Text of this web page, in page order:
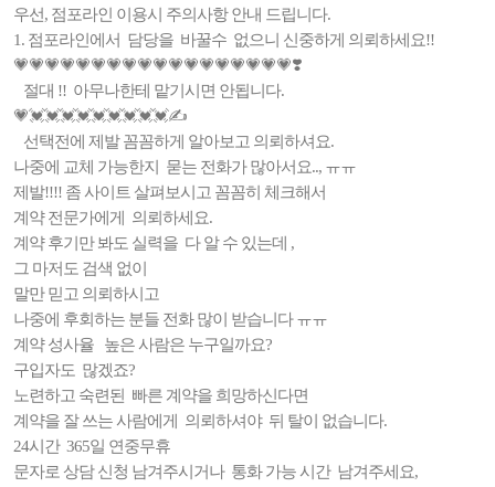
우선, 점포라인 이용시 주의사항 안내 드립니다.
1. 점포라인에서 담당을 바꿀수 없으니 신중하게 의뢰하세요!!
💗💗💗💗💗💗💗💗💗💗💗💗💗💗💗💗💗💗❣️
절대 !! 아무나한테 맡기시면 안됩니다.
💗💓💓💓💓💓💓💓💓💓✍️
선택전에 제발 꼼꼼하게 알아보고 의뢰하셔요.
나중에 교체 가능한지 묻는 전화가 많아서요.., ㅠㅠ
제발!!!! 좀 사이트 살펴보시고 꼼꼼히 체크해서
계약 전문가에게 의뢰하세요.
계약 후기만 봐도 실력을 다 알 수 있는데 ,
그 마저도 검색 없이
말만 믿고 의뢰하시고
나중에 후회하는 분들 전화 많이 받습니다 ㅠㅠ
계약 성사율 높은 사람은 누구일까요?
구입자도 많겠죠?
노련하고 숙련된 빠른 계약을 희망하신다면
계약을 잘 쓰는 사람에게 의뢰하셔야 뒤 탈이 없습니다.
24시간 365일 연중무휴
문자로 상담 신청 남겨주시거나 통화 가능 시간 남겨주세요,